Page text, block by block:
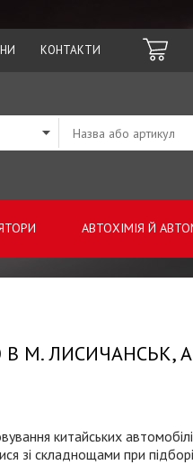
КОНТАКТИ
АВТОХІМІЯ Й
В М. ЛИСИЧАНСЬК, А
китайських
зі складнощами при підборі